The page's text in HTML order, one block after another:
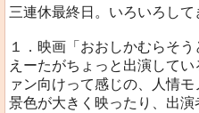
三連休最終日。いろいろし
１．映画「おおしかむらそ
えーたがちょっと出演して
ァン向けって感じの、人情
景色が大きく映ったり、出